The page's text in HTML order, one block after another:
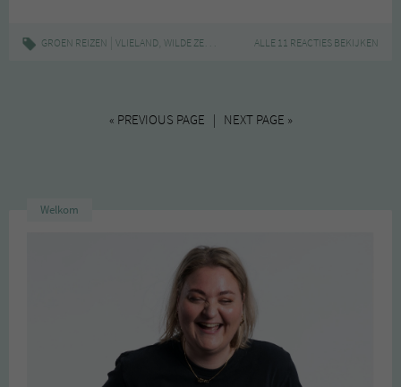
GROEN REIZEN VLIELAND, WILDE ZEEWIERWEKEN ,ZEEWIER
ALLE 11 REACTIES BEKIJKEN
« PREVIOUS PAGE | NEXT PAGE »
Welkom